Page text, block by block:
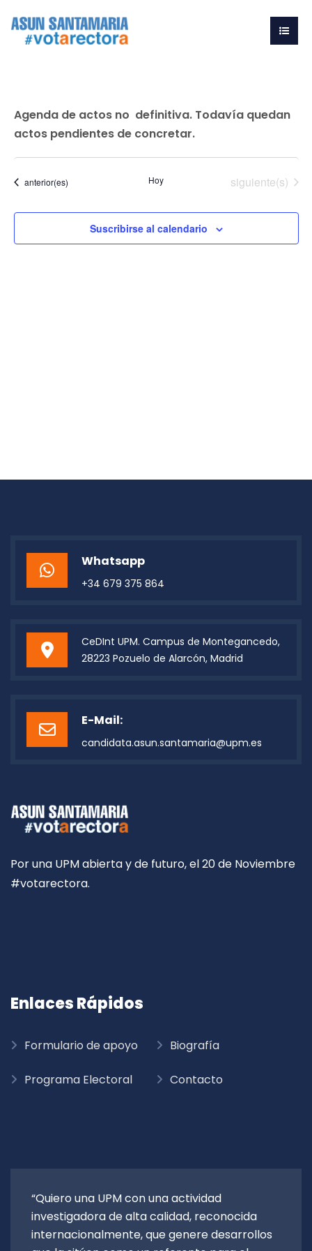
Agenda de actos no definitiva. Todavía quedan
actos pendientes de concretar.
Eventos
anterior(es) Hoy Eventos
siguiente(s)
Suscribirse al calendario
Whatsapp
+34 679 375 864
CeDInt UPM. Campus de Montegancedo,
28223 Pozuelo de Alarcón, Madrid
E-Mail:
candidata.asun.santamaria@upm.es
Por una UPM abierta y de futuro, el 20 de Noviembre
#votarectora.
Enlaces Rápidos
Formulario de apoyo Biografía
Programa Electoral Contacto
“Quiero una UPM con una actividad
investigadora de alta calidad, reconocida
internacionalmente, que genere desarrollos